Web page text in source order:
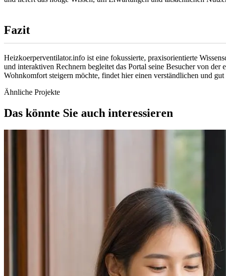
Fazit
Heizkoerperventilator.info ist eine fokussierte, praxisorientierte
und interaktiven Rechnern begleitet das Portal seine Besucher von
Wohnkomfort steigern möchte, findet hier einen verständlichen und
Ähnliche Projekte
Das könnte Sie auch interessieren